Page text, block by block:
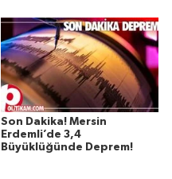
Son Dakika! Mersin
Erdemli’de 3,4
Büyüklüğünde Deprem!